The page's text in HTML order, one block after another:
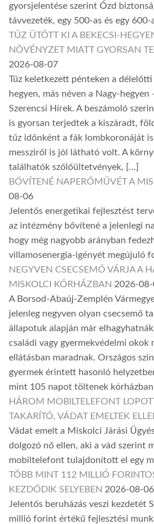
gyorsjelentése szerint Ózd
távvezeték, egy 500-as és egy
TŰZ ÜTÖTT KI A BEKECSI-
NÖVÉNYZET MIATT GYORSAN
2026-08-07
Tűz keletkezett pénteken a
hegyen, más néven a Nagy-hegyen
Szerencsi Hírek. A beszámoló
is gyorsan terjedtek a kiszáradt,
tűz időnként a fák lombkoronáját
messziről is jól látható volt. A
találhatók szőlőültetvények, […]
BŐVÍTENÉ NAPERŐMŰVÉT A
08-06
Jelentős energetikai fejlesztést
az intézmény bővítené a jelenlegi
hogy még nagyobb arányban
villamosenergia-igényét megújuló
NEGYVEN CSECSEMŐ VÁRJA A
MISKOLCI KÓRHÁZBAN 2026-
A Borsod-Abaúj-Zemplén
jelenleg negyven olyan csecsemő
állapotuk alapján már
családi vagy gyermekvédelmi okok
ellátásban maradnak. Országos
gyermek érintett hasonló
mint 105 napot töltenek
HÁROM MOBILTELEFONT
TAKARÍTÓ, VÁDAT EMELTEK
Vádat emelt a Miskolci Járási
dolgozó nő ellen, aki a vád szerint
mobiltelefont tulajdonított el egy
TÖBB MINT 112 MILLIÓ
KEZDŐDIK SELYEBEN 2026-08-06
Jelentős beruházás veszi kezdetét
millió forint értékű fejlesztési